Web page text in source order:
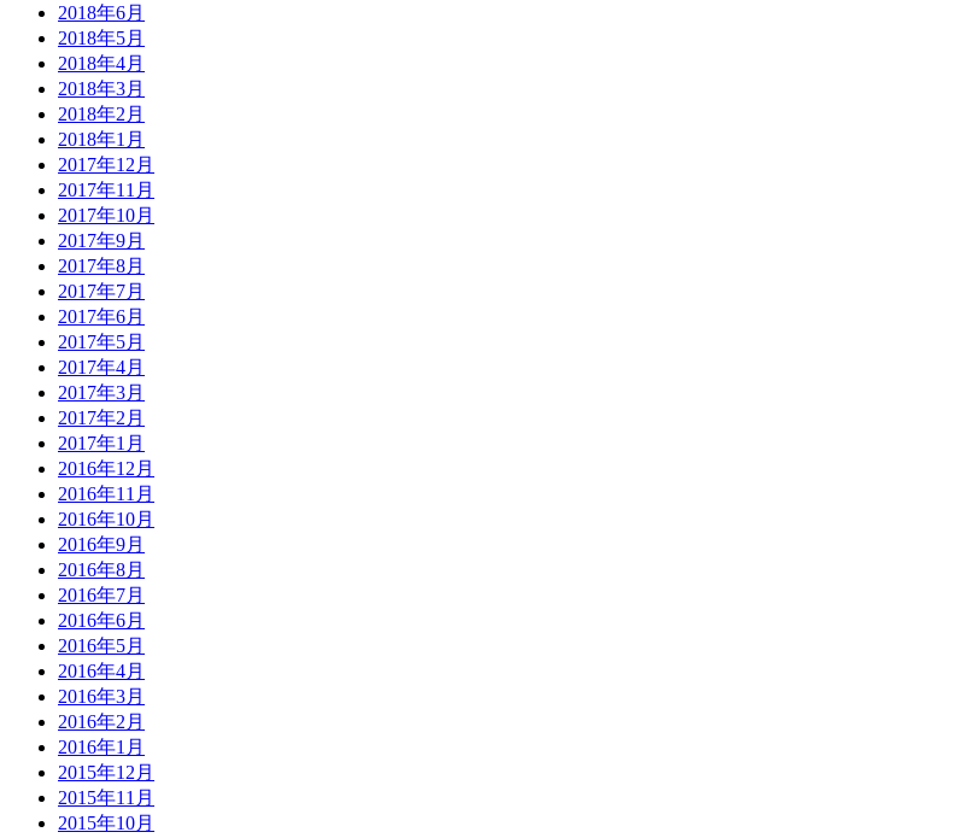
2018年6月
2018年5月
2018年4月
2018年3月
2018年2月
2018年1月
2017年12月
2017年11月
2017年10月
2017年9月
2017年8月
2017年7月
2017年6月
2017年5月
2017年4月
2017年3月
2017年2月
2017年1月
2016年12月
2016年11月
2016年10月
2016年9月
2016年8月
2016年7月
2016年6月
2016年5月
2016年4月
2016年3月
2016年2月
2016年1月
2015年12月
2015年11月
2015年10月